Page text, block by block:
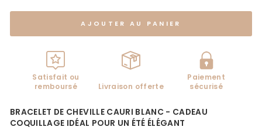
AJOUTER AU PANIER
Satisfait ou
remboursé
Livraison offerte
Paiement
sécurisé
BRACELET DE CHEVILLE CAURI BLANC - CADEAU
COQUILLAGE IDÉAL POUR UN ÉTÉ ÉLÉGANT